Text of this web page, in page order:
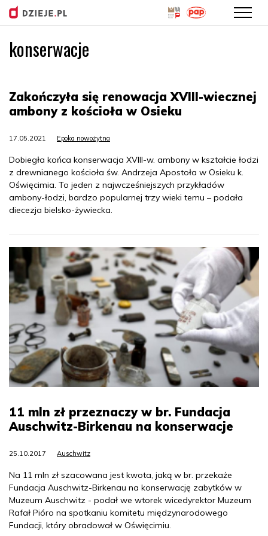
konserwacje
Zakończyła się renowacja XVIII-wiecznej
ambony z kościoła w Osieku
17.05.2021 Epoka nowożytna
Dobiegła końca konserwacja XVIII-w. ambony w kształcie łodzi
z drewnianego kościoła św. Andrzeja Apostoła w Osieku k.
Oświęcimia. To jeden z najwcześniejszych przykładów
ambony-łodzi, bardzo popularnej trzy wieki temu – podała
diecezja bielsko-żywiecka.
11 mln zł przeznaczy w br. Fundacja
Auschwitz-Birkenau na konserwacje
25.10.2017 Auschwitz
Na 11 mln zł szacowana jest kwota, jaką w br. przekaże
Fundacja Auschwitz-Birkenau na konserwację zabytków w
Muzeum Auschwitz - podał we wtorek wicedyrektor Muzeum
Rafał Pióro na spotkaniu komitetu międzynarodowego
Fundacji, który obradował w Oświęcimiu.